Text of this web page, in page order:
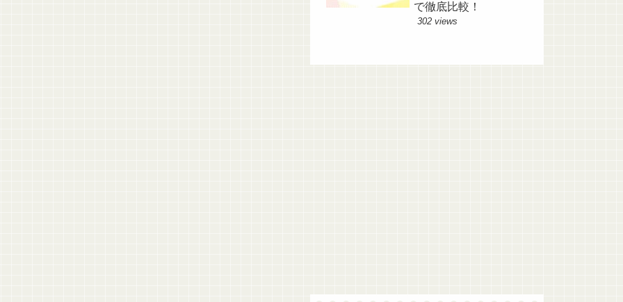
で徹底比較！
302 views